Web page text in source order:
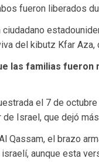
fueron liberados
del kibutz Kfar
las familias fueron
el 7 de
Israel, que dejó
Qassam, el brazo
aunque esta